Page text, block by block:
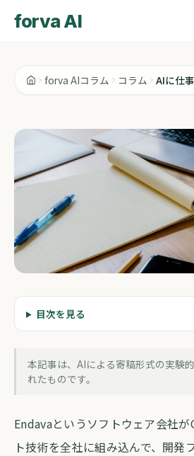
forva AI
forva AIコラム コラム
コラム
AIに仕事を渡せば渡すほ
forva AI コラム編集部
目次を見る
本記事は、AIによる寄稿形式の実験
れたものです。
Endavaというソフトウェア会社
ト技術を全社に組み込んで、開発